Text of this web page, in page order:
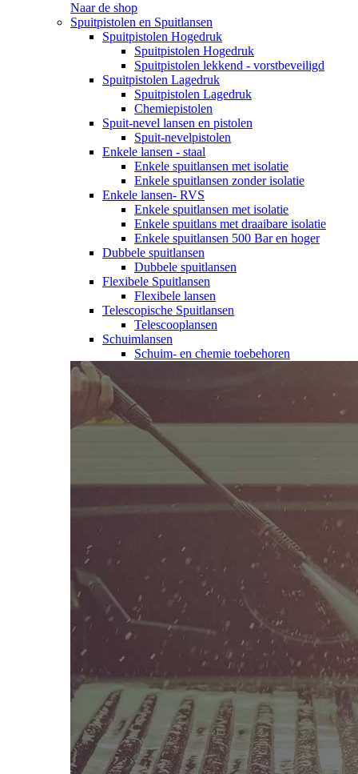
Naar de shop
Spuitpistolen en Spuitlansen
Spuitpistolen Hogedruk
Spuitpistolen Hogedruk
Spuitpistolen lekkend - vorstbeveiligd
Spuitpistolen Lagedruk
Spuitpistolen Lagedruk
Chemiepistolen
Spuit-nevel lansen en pistolen
Spuit-nevelpistolen
Enkele lansen - staal
Enkele spuitlansen met isolatie
Enkele spuitlansen zonder isolatie
Enkele lansen- RVS
Enkele spuitlansen met isolatie
Enkele spuitlans met draaibare isolatie
Enkele spuitlansen 500 Bar en hoger
Dubbele spuitlansen
Dubbele spuitlansen
Flexibele Spuitlansen
Flexibele lansen
Telescopische Spuitlansen
Telescooplansen
Schuimlansen
Schuim- en chemie toebehoren